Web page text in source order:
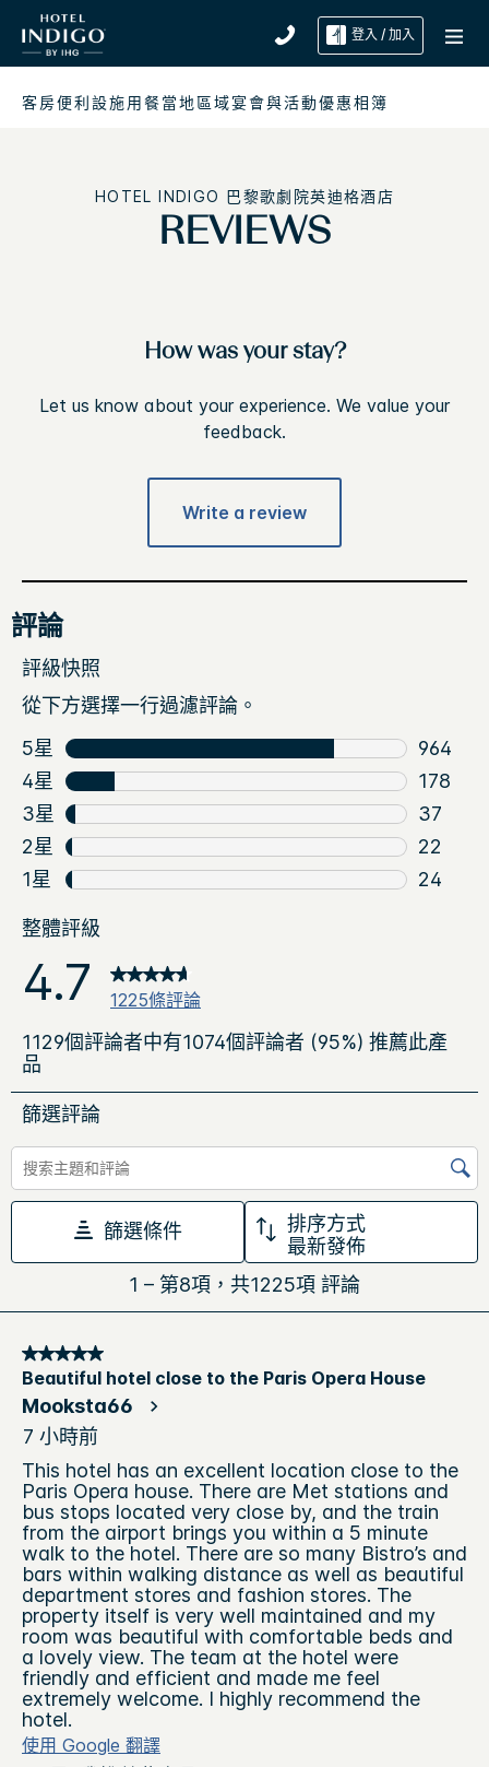
登入 / 加入
客房便利設施用餐當地區域宴會與活動優惠相簿
HOTEL INDIGO 巴黎歌劇院英迪格酒店
REVIEWS
How was your stay?
Let us know about your experience. We value your
feedback.
Write a review